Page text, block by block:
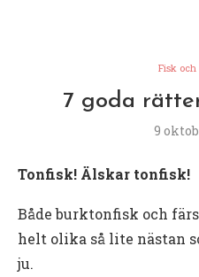
Fisk
7 goda
9
Tonfisk! Älskar tonfisk!
Både burktonfisk och
helt olika så lite nästan
ju.